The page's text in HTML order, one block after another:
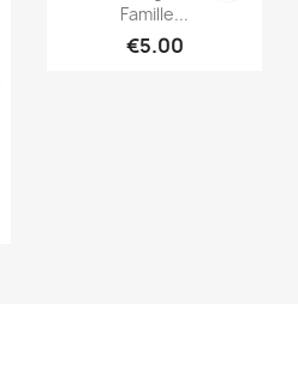
Famille...
€5.00